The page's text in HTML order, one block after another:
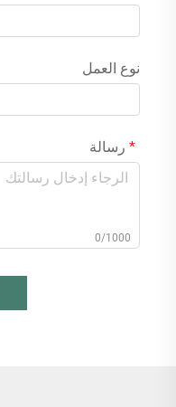
نوع العمل
رسالة
0/1000